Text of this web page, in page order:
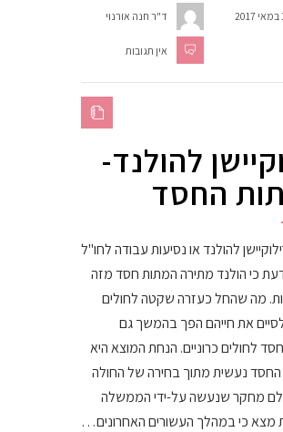
ד"ר חנה אורנוי
אין תגובות
להולנד-
החסד
להולנד או נסיעות עבודה לחו"ל
כי הולנד מתירה המתות חסד מזה
מה שהחל כעזרה שקטה לחולים
לסיים את חייהם הפך בהמשך גם
לחולים כרוניים. הנחת המוצא היא
נעשית מתוך בחירה של החולה
מחקר שנעשה על-ידי הממשלה
מצא כי במהלך העשורים האחרונים…